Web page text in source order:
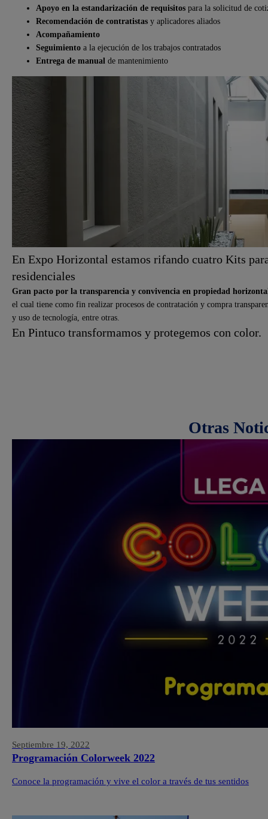
Apoyo en la estandarización de requisitos para la solicitud de
Recomendación de contratistas y aplicadores aliados
Acompañamiento
Seguimiento a la ejecución de los trabajos contratados
Entrega de manual de mantenimiento
En Expo Horizontal estamos rifando cuatro Kits
residenciales
Gran pacto por la transparencia y convivencia en propiedad
el cual tiene como fin realizar procesos de contratación y compra
y uso de tecnología, entre otras.
En Pintuco transformamos y protegemos con color.
Otras
Septiembre 19, 2022
Programación Colorweek 2022
Conoce la programación y vive el color a través de tus sentidos